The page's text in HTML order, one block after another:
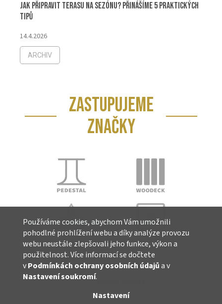
Používáme cookies, abychom Vám umožnili
pohodlné prohlížení webu a díky analýze provozu
webu neustále zlepšovali jeho funkce, výkon a
použitelnost. Více informací se dočtete
vPodmínkách ochrany osobních údajůa v
Nastavení soukromí.
Nastavení
Jak připravit terasu na sezónu? Přinášíme 5 praktických
tipů
14.4.2026
ARCHIV
ZASTUPUJEME
ZNAČKY
Vytvořil Shoptet